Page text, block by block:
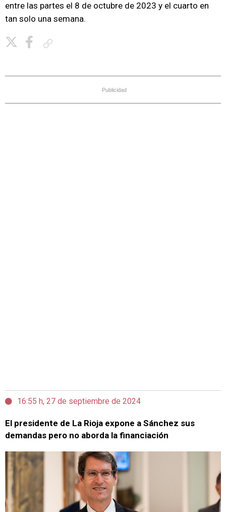
entre las partes el 8 de octubre de 2023 y el cuarto en
tan solo una semana.
Publicidad
16:55 h, 27 de septiembre de 2024
El presidente de La Rioja expone a Sánchez sus
demandas pero no aborda la financiación